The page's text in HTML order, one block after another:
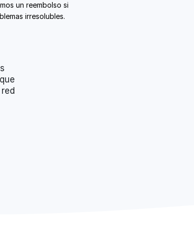
un reembolso si
irresolubles.